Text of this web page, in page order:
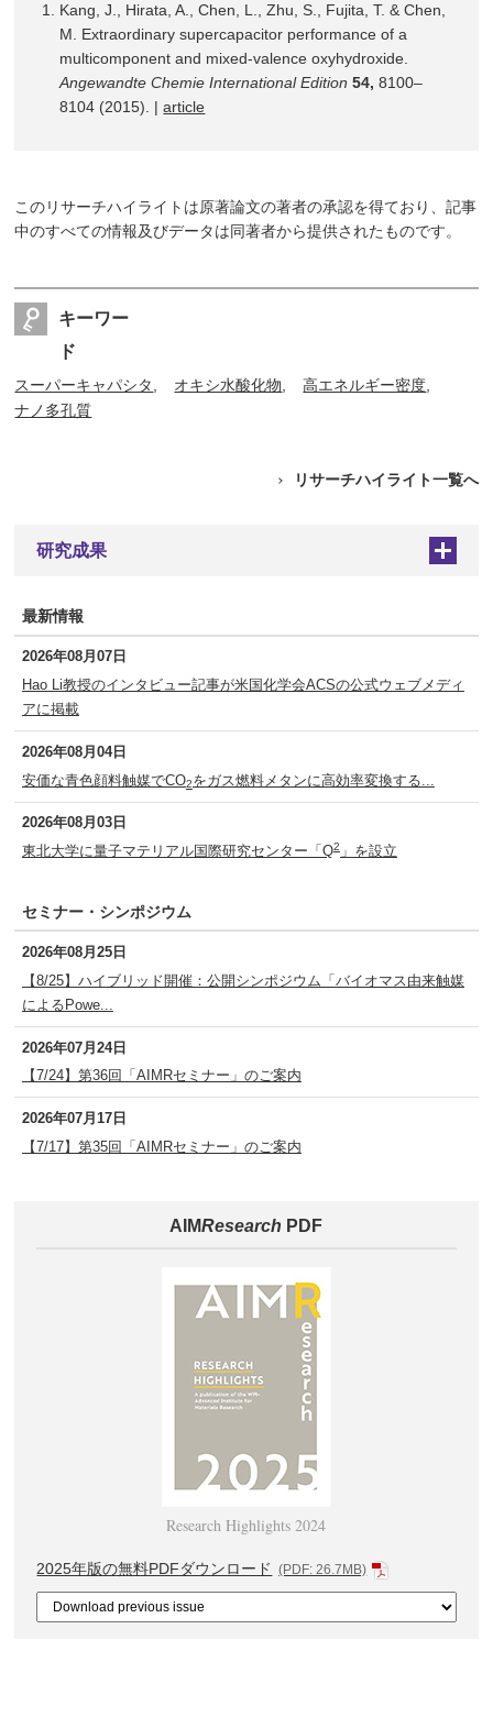
Kang, J., Hirata, A., Chen, L., Zhu, S., Fujita, T. & Chen,
M. Extraordinary supercapacitor performance of a
multicomponent and mixed-valence oxyhydroxide.
Angewandte Chemie International Edition 54, 8100–
8104 (2015). |article
このリサーチハイライトは原著論文の著者の承認を得ており、記事
中のすべての情報及びデータは同著者から提供されたものです。
キーワー
ド
スーパーキャパシタ オキシ水酸化物
高エネルギー密度
ナノ多孔質
リサーチハイライト一覧へ
研究成果 +
最新情報
2026年08月07日
Hao Li教授のインタビュー記事が米国化学会ACSの公式ウェブメディ
アに掲載
2026年08月04日
安価な青色顔料触媒でCO2をガス燃料メタンに高効率変換する...
2026年08月03日
東北大学に量子マテリアル国際研究センター「Q2」を設立
セミナー・シンポジウム
2026年08月25日
【8/25】ハイブリッド開催：公開シンポジウム「バイオマス由来触媒
によるPowe...
2026年07月24日
【7/24】第36回「AIMRセミナー」のご案内
2026年07月17日
【7/17】第35回「AIMRセミナー」のご案内
AIMResearch PDF
Research Highlights 2024
2025年版の無料PDFダウンロード (PDF: 26.7MB)